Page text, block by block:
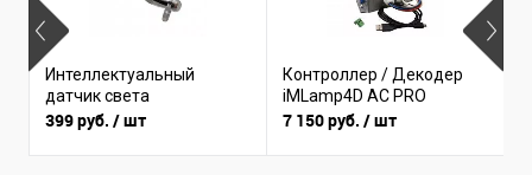
Интеллектуальный
датчик света
399 руб. / шт
Контроллер / Декодер
iMLamp4D AC PRO
7 150 руб. / шт